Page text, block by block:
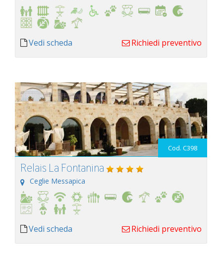
Vedi scheda Richiedi preventivo
Cod. C398
Relais La Fontanina
Ceglie Messapica
Vedi scheda Richiedi preventivo